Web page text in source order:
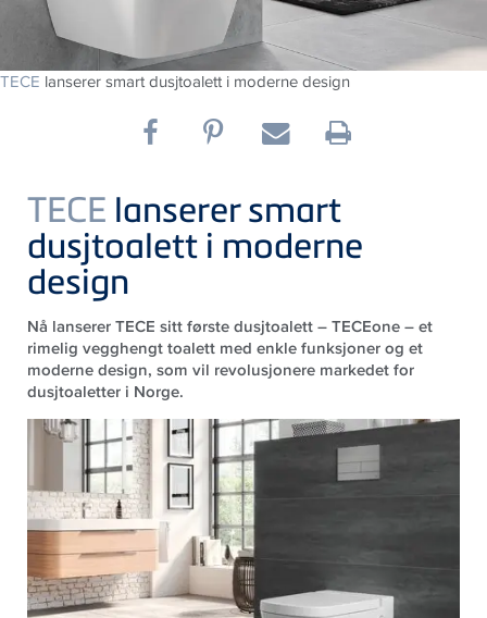
TECE lanserer smart dusjtoalett i moderne design
TECE lanserer smart
dusjtoalett i moderne
design
Nå lansererTECE sitt første dusjtoalett –TECEone – et
rimelig vegghengt toalett med enkle funksjoner og et
moderne design, som vil revolusjonere markedet for
dusjtoaletter i Norge.